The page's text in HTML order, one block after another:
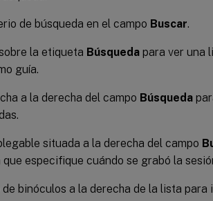
de búsqueda en el campo Buscar.
la etiqueta Búsqueda para ver una
guía.
a la derecha del campo Búsqueda
situada a la derecha del campo
especifique cuándo se grabó la
binóculos a la derecha de la lista para